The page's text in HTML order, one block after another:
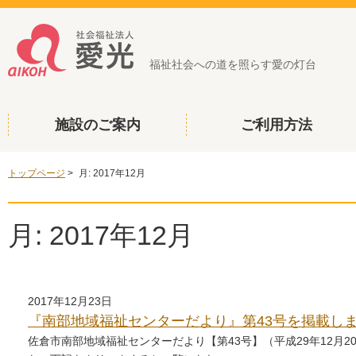
福祉社会への道を照らす愛の灯台
施設のご案内 ご利用方法
トップページ > 月: 2017年12月
月: 2017年12月
2017年12月23日
『南部地域福祉センターだより』第43号を掲載し
佐倉市南部地域福祉センターだより【第43号】（平成29年12月